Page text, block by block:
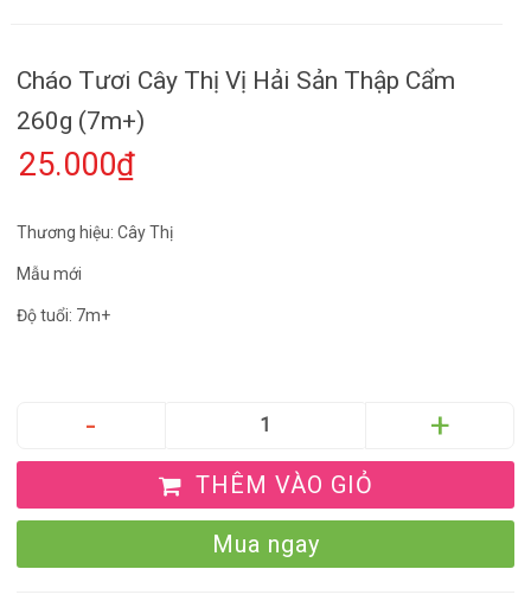
Cháo Tươi Cây Thị Vị Hải Sản Thập Cẩm
260g (7m+)
25.000₫
Thương hiệu: Cây Thị
Mẫu mới
Độ tuổi: 7m+
THÊM VÀO GIỎ
Mua ngay